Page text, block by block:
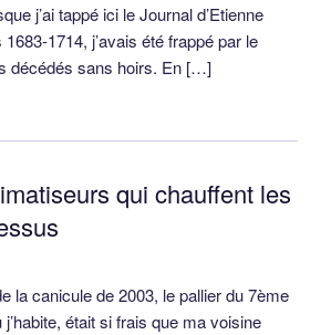
j’ai tappé ici le Journal d’Etienne
1714, j’avais été frappé par le
décédés sans hoirs. En […]
qui chauffent les
la canicule de 2003, le pallier du 7ème
était si frais que ma voisine